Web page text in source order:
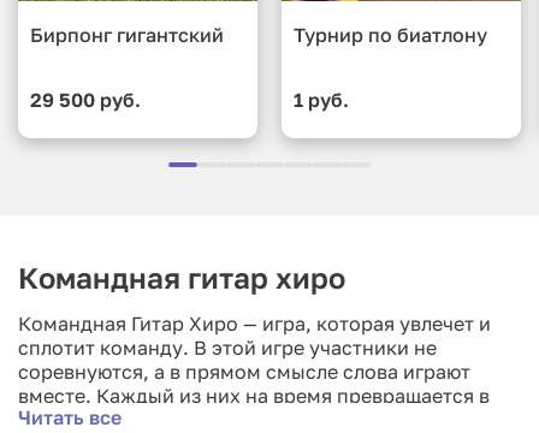
Бирпонг гигантский
29 500 руб.
Турнир по биатлону
1 руб.
Командная гитар хиро
Командная Гитар Хиро — игра, которая увлечет и
сплотит команду. В этой игре участники не
соревнуются, а в прямом смысле слова играют
вместе. Каждый из них на время превращается в
рок-звезду: виртуозного гитариста, энергичного
Читать все